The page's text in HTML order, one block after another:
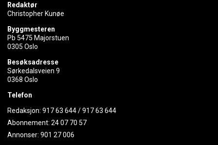
Redaktør
Christopher Kunøe
Byggmesteren
Pb 5475 Majorstuen
0305 Oslo
Besøksadresse
Sørkedalsveien 9
0368 Oslo
Telefon
Redaksjon: 917 63 644/917 63 644
Abonnement: 24 07 70 57
Annonser: 901 27 006